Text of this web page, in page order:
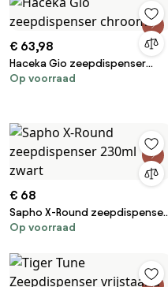
€ 63,98
Haceka Gio zeepdispenser
chroom
Op voorraad
€ 68
Sapho X-Round zeepdispenser
230ml zwart
Op voorraad